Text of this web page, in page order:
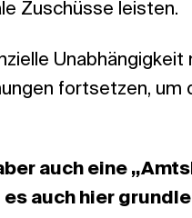
Zuschüsse leisten.
fortsetzen, um
auch eine
auch hier